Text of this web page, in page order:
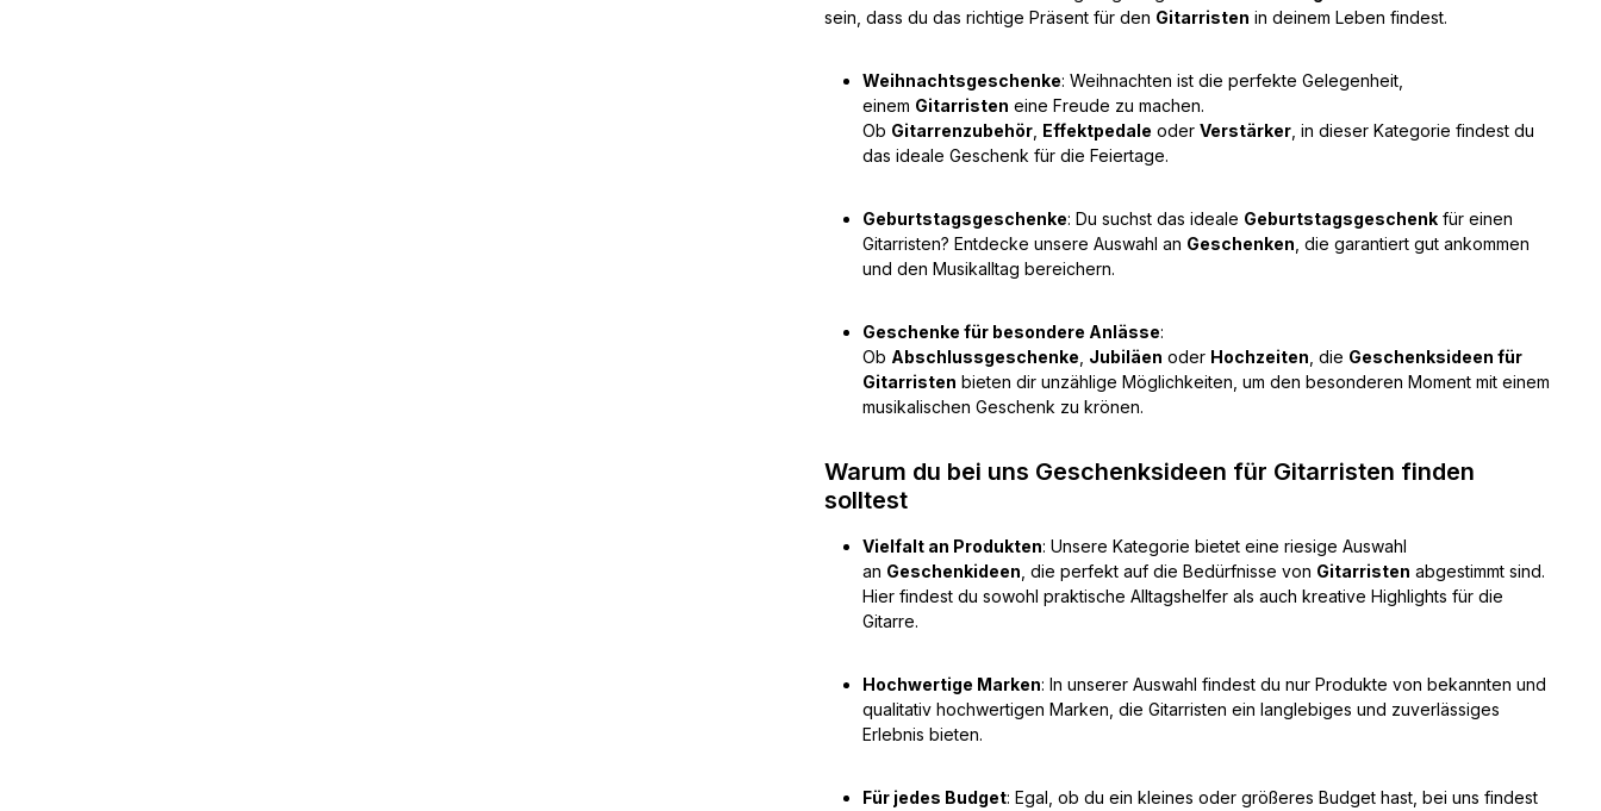
sein, dass du das richtige Präsent für den Gitarristen in deinem Leben findest.
Weihnachtsgeschenke: Weihnachten ist die perfekte Gelegenheit,
einem Gitarristen eine Freude zu machen.
Ob Gitarrenzubehör Effektpedale oder Verstärker , in dieser Kategorie findest du
das ideale Geschenk für die Feiertage.
Geburtstagsgeschenke: Du suchst das ideale Geburtstagsgeschenk für einen
Gitarristen? Entdecke unsere Auswahl an Geschenken , die garantiert gut ankommen
und den Musikalltag bereichern.
Geschenke für besondere Anlässe:
Ob Abschlussgeschenke Jubiläen oder Hochzeiten , die Geschenksideen für
Gitarristen bieten dir unzählige Möglichkeiten, um den besonderen Moment mit einem
musikalischen Geschenk zu krönen.
Warum du bei uns Geschenksideen für Gitarristen finden
solltest
Vielfalt an Produkten: Unsere Kategorie bietet eine riesige Auswahl
an Geschenkideen , die perfekt auf die Bedürfnisse von Gitarristen abgestimmt sind.
Hier findest du sowohl praktische Alltagshelfer als auch kreative Highlights für die
Gitarre.
Hochwertige Marken: In unserer Auswahl findest du nur Produkte von bekannten und
qualitativ hochwertigen Marken, die Gitarristen ein langlebiges und zuverlässiges
Erlebnis bieten.
Für jedes Budget: Egal, ob du ein kleines oder größeres Budget hast, bei uns findest